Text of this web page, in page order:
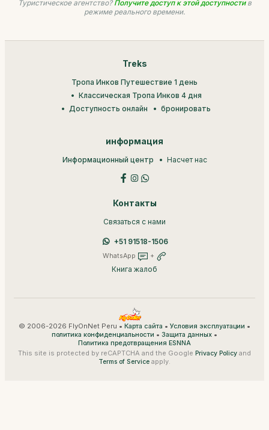
Туристическое агентство? Получите доступ к этой доступностив
режиме реального времени.
Treks
Тропа Инков Путешествие 1 день
Классическая Тропа Инков 4 дня
Доступность онлайн
бронировать
информация
Информационный центр Насчет нас
Контакты
Связаться с нами
+51 91518-1506
WhatsApp +
Книга жалоб
© 2006-2026 FlyOnNet Peru • Карта сайта • Условия эксплуатации •
политика конфиденциальности • Защита данных •
Политика предотвращения ESNNA
This site is protected by reCAPTCHA and the Google Privacy Policy and
Terms of Service apply.